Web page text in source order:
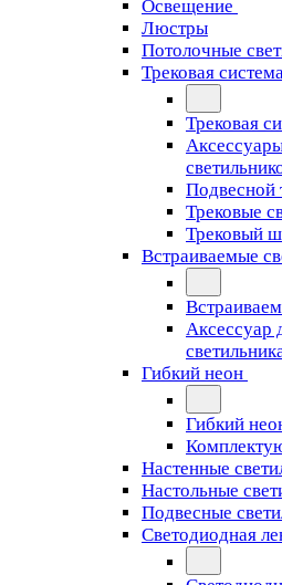
Освещение
Люстры
Потолочные
Трековая
Трековая
Подвесной
Трековые
Трековый
Встраиваемые
Аксессуар
Гибкий неон
Гибкий
Настенные
Настольные
Подвесные
Светодиодная